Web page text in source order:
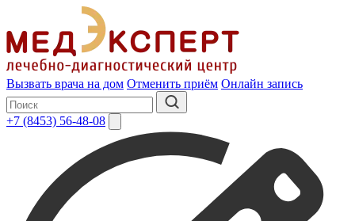
Вызвать врача на дом Отменить приём Онлайн запись
+7 (8453) 56-48-08